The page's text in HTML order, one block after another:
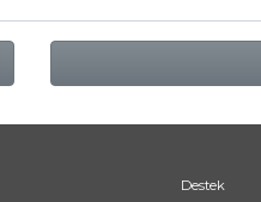
Destek